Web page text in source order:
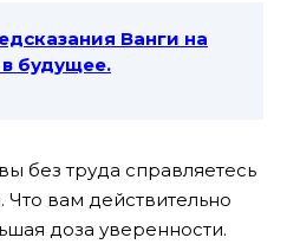
Ванги на
в будущее.
без труда справляетесь
вам действительно
доза уверенности.